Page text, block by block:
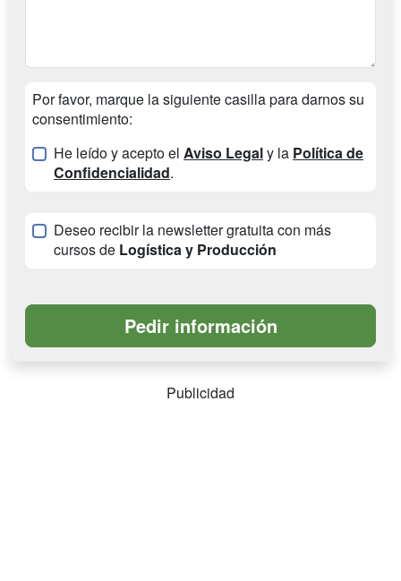
Por favor, marque la siguiente casilla para darnos su
consentimiento:
He leído y acepto el Aviso Legaly la Política de
Confidencialidad.
Deseo recibir la newsletter gratuita con más
cursos de Logística y Producción
Publicidad